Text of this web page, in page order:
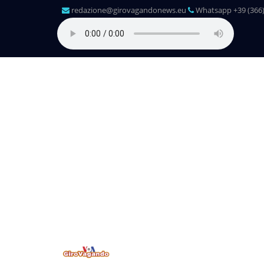
redazione@girovagandonews.eu Whatsapp +39